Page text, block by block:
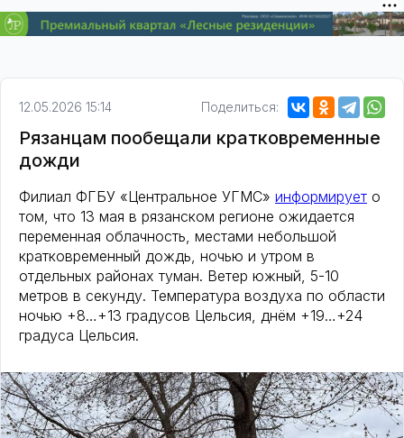
12.05.2026 15:14 Поделиться:
Рязанцам пообещали кратковременные
дожди
Филиал ФГБУ «Центральное УГМС» информирует о
том, что 13 мая в рязанском регионе ожидается
переменная облачность, местами небольшой
кратковременный дождь, ночью и утром в
отдельных районах туман. Ветер южный, 5-10
метров в секунду. Температура воздуха по области
ночью +8…+13 градусов Цельсия, днём +19…+24
градуса Цельсия.